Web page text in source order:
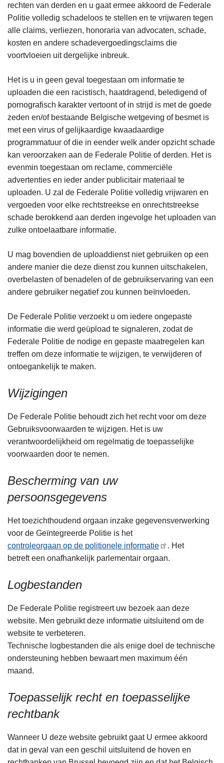
rechten van derden en u gaat ermee akkoord de Federale
Politie volledig schadeloos te stellen en te vrijwaren tegen
alle claims, verliezen, honoraria van advocaten, schade,
kosten en andere schadevergoedingsclaims die
voortvloeien uit dergelijke inbreuk.
Het is u in geen geval toegestaan om informatie te
uploaden die een racistisch, haatdragend, beledigend of
pornografisch karakter vertoont of in strijd is met de goede
zeden en/of bestaande Belgische wetgeving of besmet is
met een virus of gelijkaardige kwaadaardige
programmatuur of die in eender welk ander opzicht schade
kan veroorzaken aan de Federale Politie of derden. Het is
evenmin toegestaan om reclame, commerciële
advertenties en ieder ander publicitair materiaal te
uploaden. U zal de Federale Politie volledig vrijwaren en
vergoeden voor elke rechtstreekse en onrechtstreekse
schade berokkend aan derden ingevolge het uploaden van
zulke ontoelaatbare informatie.
U mag bovendien de uploaddienst niet gebruiken op een
andere manier die deze dienst zou kunnen uitschakelen,
overbelasten of benadelen of de gebruikservaring van een
andere gebruiker negatief zou kunnen beïnvloeden.
De Federale Politie verzoekt u om iedere ongepaste
informatie die werd geüpload te signaleren, zodat de
Federale Politie de nodige en gepaste maatregelen kan
treffen om deze informatie te wijzigen, te verwijderen of
ontoegankelijk te maken.
Wijzigingen
De Federale Politie behoudt zich het recht voor om deze
Gebruiksvoorwaarden te wijzigen. Het is uw
verantwoordelijkheid om regelmatig de toepasselijke
voorwaarden door te nemen.
Bescherming van uw
persoonsgegevens
Het toezichthoudend orgaan inzake gegevensverwerking
voor de Geïntegreerde Politie is het
controleorgaan op de politionele informatie
. Het
betreft een onafhankelijk parlementair orgaan.
Logbestanden
De Federale Politie registreert uw bezoek aan deze
website. Men gebruikt deze informatie uitsluitend om de
website te verbeteren.
Technische logbestanden die als enige doel de technische
ondersteuning hebben bewaart men maximum één
maand.
Toepasselijk recht en toepasselijke
rechtbank
Wanneer U deze website gebruikt gaat U ermee akkoord
dat in geval van een geschil uitsluitend de hoven en